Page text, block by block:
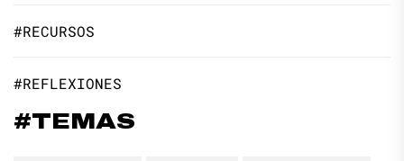
#RECURSOS
#REFLEXIONES
#TEMAS